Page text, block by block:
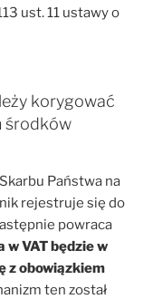
ust. 11 ustawy o
korygować
środków
Państwa na
rejestruje się do
powraca
w VAT będzie w
z obowiązkiem
ten został